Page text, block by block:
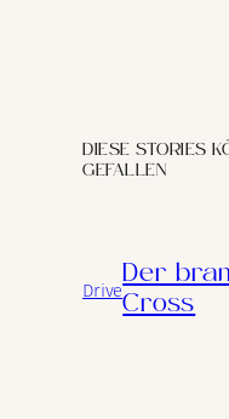
DIESE STORIES
GEFALLEN
Drive
Der
Cross